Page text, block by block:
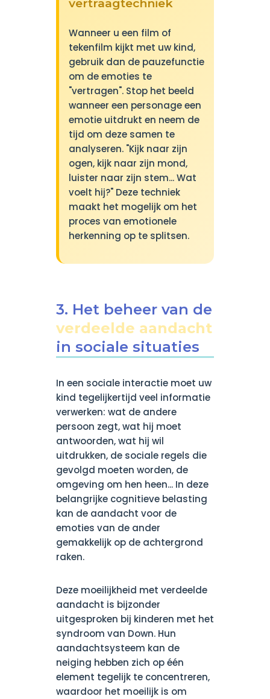
vertraagtechniek
Wanneer u een film of
tekenfilm kijkt met uw kind,
gebruik dan de pauzefunctie
om de emoties te
"vertragen". Stop het beeld
wanneer een personage een
emotie uitdrukt en neem de
tijd om deze samen te
analyseren. "Kijk naar zijn
ogen, kijk naar zijn mond,
luister naar zijn stem... Wat
voelt hij?" Deze techniek
maakt het mogelijk om het
proces van emotionele
herkenning op te splitsen.
3. Het beheer van de
verdeelde aandacht
in sociale situaties
In een sociale interactie moet uw
kind tegelijkertijd veel informatie
verwerken: wat de andere
persoon zegt, wat hij moet
antwoorden, wat hij wil
uitdrukken, de sociale regels die
gevolgd moeten worden, de
omgeving om hen heen... In deze
belangrijke cognitieve belasting
kan de aandacht voor de
emoties van de ander
gemakkelijk op de achtergrond
raken.
Deze moeilijkheid met verdeelde
aandacht is bijzonder
uitgesproken bij kinderen met het
syndroom van Down. Hun
aandachtsysteem kan de
neiging hebben zich op één
element tegelijk te concentreren,
waardoor het moeilijk is om